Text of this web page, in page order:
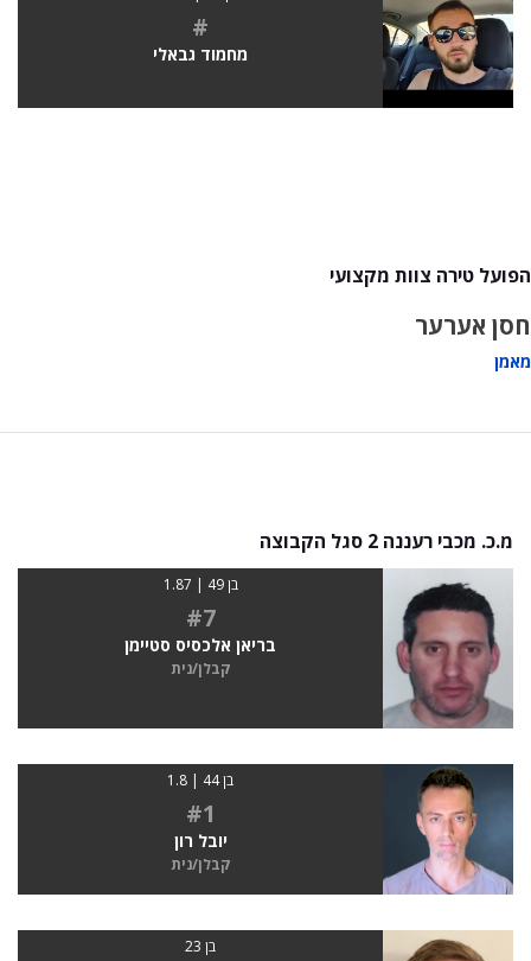
#
מחמוד גבאלי
הפועל טירה צוות מקצועי
חסן אערער
מאמן
מ.כ. מכבי רעננה 2 סגל הקבוצה
בן 49 | 1.87
#7
בריאן אלכסיס סטיימן
קבלן/נית
בן 44 | 1.8
#1
יובל רון
קבלן/נית
בן 23